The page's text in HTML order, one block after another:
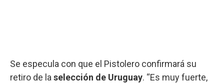
Se especula con que el Pistolero confirmará su
retiro de la selección de Uruguay. “Es muy fuerte,